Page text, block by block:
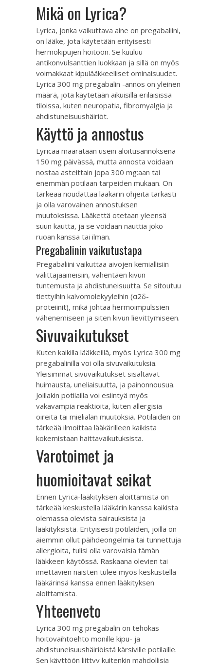
Mikä on Lyrica?
Lyrica, jonka vaikuttava aine on pregabaliini,
on lääke, jota käytetään erityisesti
hermokipujen hoitoon. Se kuuluu
antikonvulsanttien luokkaan ja sillä on myös
voimakkaat kipulääkkeelliset ominaisuudet.
Lyrica 300 mg pregabalin -annos on yleinen
määrä, jota käytetään aikuisilla erilaisissa
tiloissa, kuten neuropatia, fibromyalgia ja
ahdistuneisuushäiriöt.
Käyttö ja annostus
Lyricaa määrätään usein aloitusannoksena
150 mg päivässä, mutta annosta voidaan
nostaa asteittain jopa 300 mg:aan tai
enemmän potilaan tarpeiden mukaan. On
tärkeää noudattaa lääkärin ohjeita tarkasti
ja olla varovainen annostuksen
muutoksissa. Lääkettä otetaan yleensä
suun kautta, ja se voidaan nauttia joko
ruoan kanssa tai ilman.
Pregabalinin vaikutustapa
Pregabaliini vaikuttaa aivojen kemiallisiin
välittäjäaineisiin, vähentäen kivun
tuntemusta ja ahdistuneisuutta. Se sitoutuu
tiettyihin kalvomolekyyleihin (α2δ-
proteiinit), mikä johtaa hermoimpulssien
vähenemiseen ja siten kivun lievittymiseen.
Sivuvaikutukset
Kuten kaikilla lääkkeillä, myös Lyrica 300 mg
pregabalinilla voi olla sivuvaikutuksia.
Yleisimmät sivuvaikutukset sisältävät
huimausta, uneliaisuutta, ja painonnousua.
Joillakin potilailla voi esiintyä myös
vakavampia reaktioita, kuten allergisia
oireita tai mielialan muutoksia. Potilaiden on
tärkeää ilmoittaa lääkärilleen kaikista
kokemistaan haittavaikutuksista.
Varotoimet ja
huomioitavat seikat
Ennen Lyrica-lääkityksen aloittamista on
tärkeää keskustella lääkärin kanssa kaikista
olemassa olevista sairauksista ja
lääkityksistä. Erityisesti potilaiden, joilla on
aiemmin ollut päihdeongelmia tai tunnettuja
allergioita, tulisi olla varovaisia tämän
lääkkeen käytössä. Raskaana olevien tai
imettävien naisten tulee myös keskustella
lääkärinsä kanssa ennen lääkityksen
aloittamista.
Yhteenveto
Lyrica 300 mg pregabalin on tehokas
hoitovaihtoehto monille kipu- ja
ahdistuneisuushäiriöistä kärsiville potilaille.
Sen käyttöön liittyy kuitenkin mahdollisia